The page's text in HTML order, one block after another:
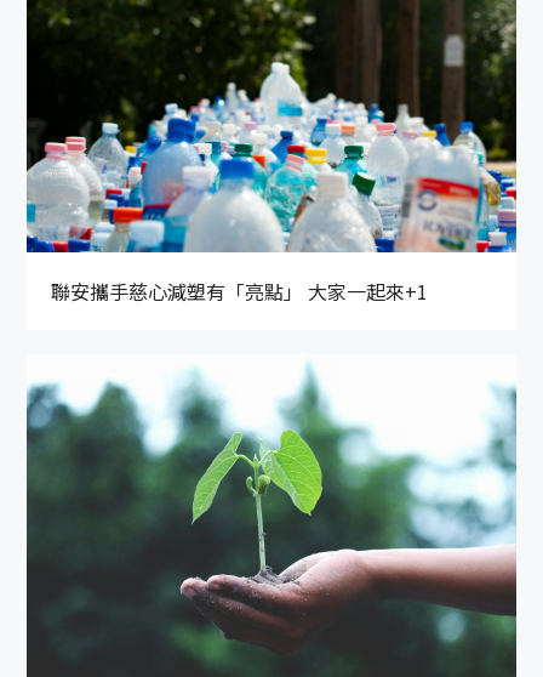
聯安攜手慈心減塑有「亮點」 大家一起來+1